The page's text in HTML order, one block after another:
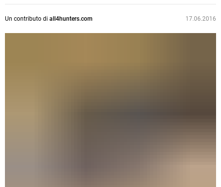
Un contributo di all4hunters.com 17.06.2016